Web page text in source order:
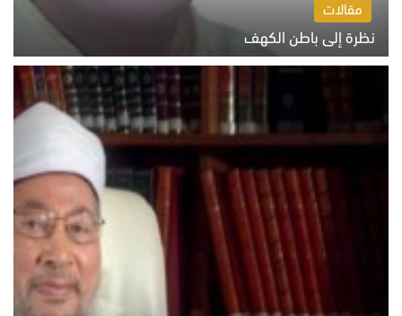
مقالات
نظرة إلى باطن الكهف
السبت 8 أغسطس 2026 11:04 ص